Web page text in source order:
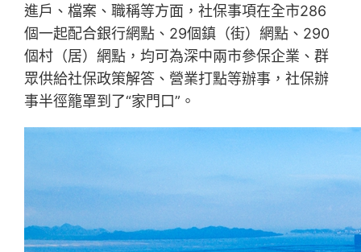
進戶、檔案、職稱等方面，社保事項在全市286
個一起配合銀行網點、29個鎮（街）網點、290
個村（居）網點，均可為深中兩市參保企業、群
眾供給社保政策解答、營業打點等辦事，社保辦
事半徑籠罩到了“家門口”。